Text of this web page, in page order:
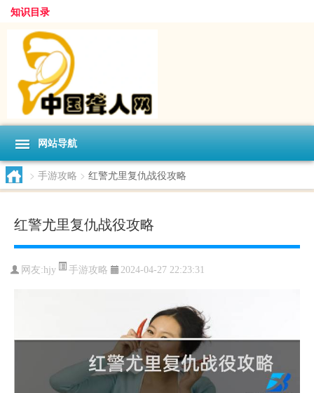
知识目录
网站导航
> 手游攻略 > 红警尤里复仇战役攻略
红警尤里复仇战役攻略
网友:hjy 手游攻略 2024-04-27 22:23:31